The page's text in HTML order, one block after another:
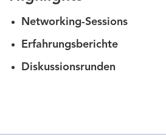
Networking-Sessions
Erfahrungsberichte
Diskussionsrunden